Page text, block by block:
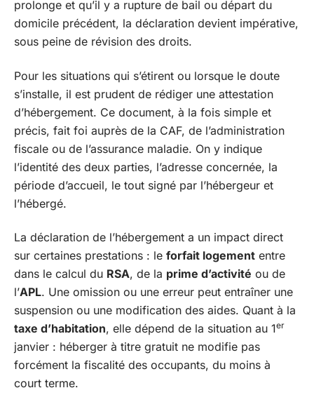
prolonge et qu’il y a rupture de bail ou départ du
domicile précédent, la déclaration devient impérative,
sous peine de révision des droits.
Pour les situations qui s’étirent ou lorsque le doute
s’installe, il est prudent de rédiger une attestation
d’hébergement. Ce document, à la fois simple et
précis, fait foi auprès de la CAF, de l’administration
fiscale ou de l’assurance maladie. On y indique
l’identité des deux parties, l’adresse concernée, la
période d’accueil, le tout signé par l’hébergeur et
l’hébergé.
La déclaration de l’hébergement a un impact direct
sur certaines prestations : le forfait logement entre
dans le calcul du RSA, de la prime d’activité ou de
l’APL. Une omission ou une erreur peut entraîner une
suspension ou une modification des aides. Quant à la
taxe d’habitation, elle dépend de la situation au 1er
janvier : héberger à titre gratuit ne modifie pas
forcément la fiscalité des occupants, du moins à
court terme.